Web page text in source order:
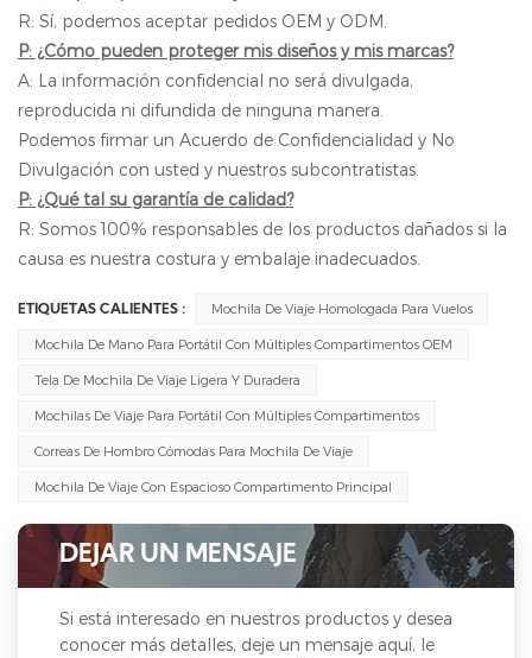
R: Sí, podemos aceptar pedidos OEM y ODM.
P: ¿Cómo pueden proteger mis diseños y mis marcas?
A: La información confidencial no será divulgada,
reproducida ni difundida de ninguna manera.
Podemos firmar un Acuerdo de Confidencialidad y No
Divulgación con usted y nuestros subcontratistas.
P: ¿Qué tal su garantía de calidad?
R: Somos 100% responsables de los productos dañados si la
causa es nuestra costura y embalaje inadecuados.
ETIQUETAS CALIENTES : Mochila De Viaje Homologada Para Vuelos
Mochila De Mano Para Portátil Con Múltiples Compartimentos OEM
Tela De Mochila De Viaje Ligera Y Duradera
Mochilas De Viaje Para Portátil Con Múltiples Compartimentos
Correas De Hombro Cómodas Para Mochila De Viaje
Mochila De Viaje Con Espacioso Compartimento Principal
DEJAR UN MENSAJE
Si está interesado en nuestros productos y desea
conocer más detalles, deje un mensaje aquí, le